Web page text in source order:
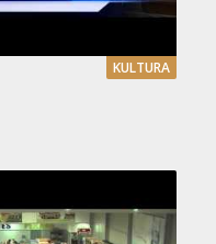
KULTURA